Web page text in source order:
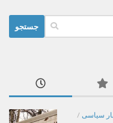
سیاسی /